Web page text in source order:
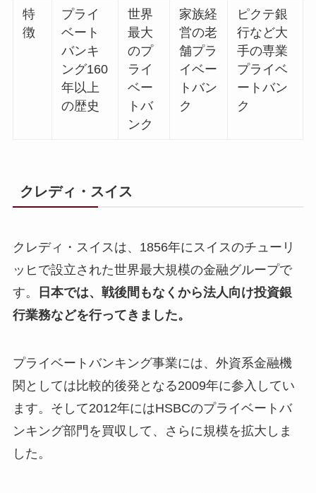
特
徴
プライ
ベート
バンキ
ング160
年以上
の歴史
世界
最大
のプ
ライ
ベー
トバ
ンク
家族経
営の老
舗プラ
イベー
トバン
ク
ピクテ銀
行など大
手の専業
プライベ
ートバン
ク
クレディ・スイス
クレディ・スイスは、1856年にスイスのチューリ
ッヒで設立された世界最大規模の金融グループで
す。
日本では、戦後間もなくから法人向け投資銀
行業務などを行ってきました。
プライベートバンキング事業には、外資系金融機
関としては比較的後発となる2009年に参入してい
ます。そして2012年にはHSBCのプライベートバ
ンキング部門を買収して、さらに規模を拡大しま
した。